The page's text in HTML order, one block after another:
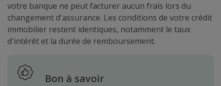
votre banque ne peut facturer aucun frais lors du
changement d'assurance. Les conditions de votre crédit
immobilier restent identiques, notamment le taux
d'intérêt et la durée de remboursement.
Bon à savoir